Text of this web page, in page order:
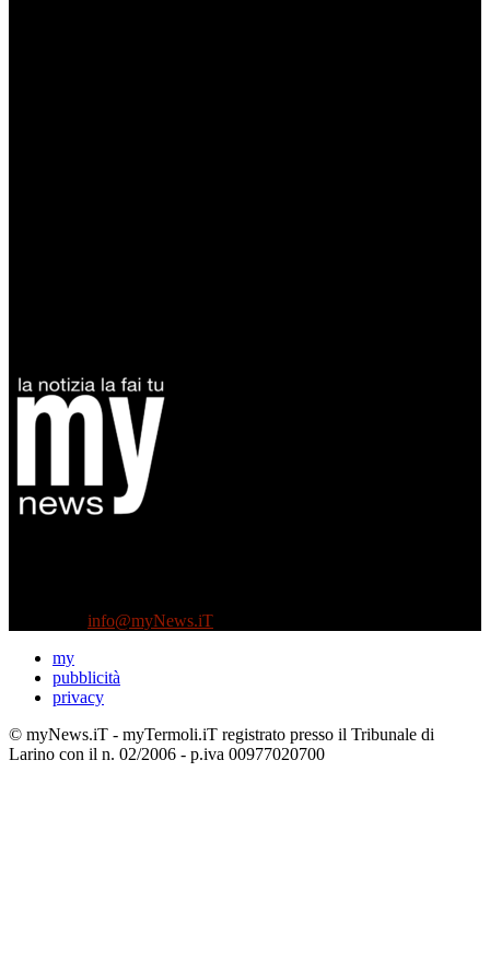
info@myNews.iT
my
pubblicità
privacy
© myNews.iT - myTermoli.iT registrato presso il Tribunale di
Larino con il n. 02/2006 - p.iva 00977020700